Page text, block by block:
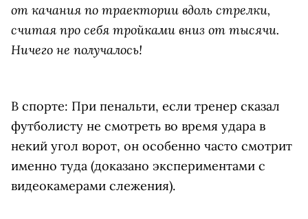
от качания по траектории вдоль стрелки,
считая про себя тройками вниз от тысячи.
Ничего не получалось!
В спорте: При пенальти, если тренер сказал
футболисту не смотреть во время удара в
некий угол ворот, он особенно часто смотрит
именно туда (доказано экспериментами с
видеокамерами слежения).